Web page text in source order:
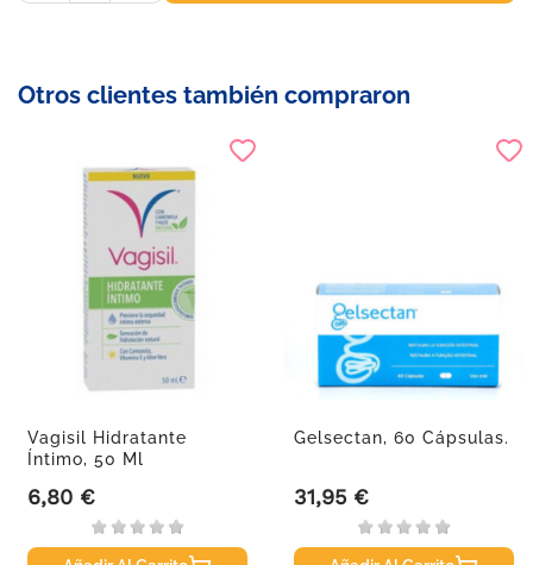
Otros clientes también compraron
Vagisil Hidratante
Íntimo, 50 Ml
Precio
6,80 €
Gelsectan, 60 Cápsulas.
Precio
31,95 €